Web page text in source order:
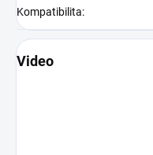
Kompatibilita:
Video